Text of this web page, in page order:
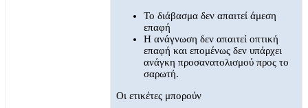
Το διάβασμα δεν απαιτεί άμεση
επαφή
Η ανάγνωση δεν απαιτεί οπτική
επαφή και επομένως δεν υπάρχει
ανάγκη προσανατολισμού προς το
σαρωτή.
Οι ετικέτες μπορούν